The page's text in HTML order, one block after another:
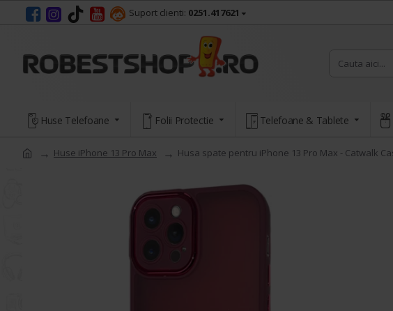
Suport clienti: 0251.417621
Huse Telefoane Folii Protectie Telefoane & Tablete
Huse iPhone 13 Pro Max Husa spate pentru iPhone 13 Pro Max - Catwalk